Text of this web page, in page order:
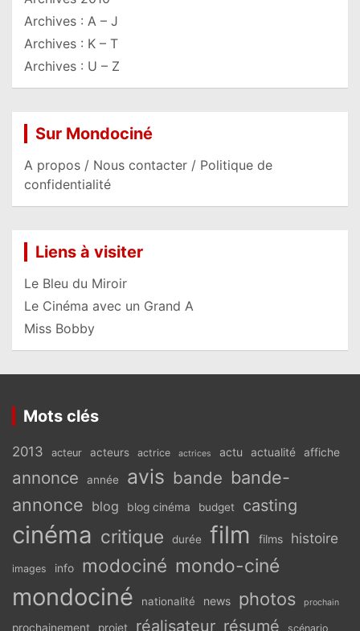
Archives : A – J
Archives : K – T
Archives : U – Z
Sur Mondociné
A propos / Nous contacter / Politique de
confidentialité
Liens à visiter
Le Bleu du Miroir
Le Cinéma avec un Grand A
Miss Bobby
Mots clés
2013 acteur acteurs actrice actrices actu actualité affiche
annonce année avis bande bande-
annonce blog blog cinéma budget casting
cinéma critique durée film films histoire
images info modociné mondo-ciné
mondociné nationalité news photos prochain
prochainement projet réalisateur résumé scénario